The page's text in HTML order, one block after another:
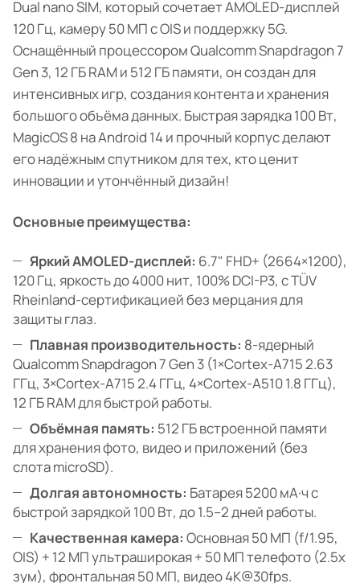
Dual nano SIM, который сочетает AMOLED-дисплей
120 Гц, камеру 50 МП с OIS и поддержку 5G.
Оснащённый процессором Qualcomm Snapdragon 7
Gen 3, 12 ГБ RAM и 512 ГБ памяти, он создан для
интенсивных игр, создания контента и хранения
большого объёма данных. Быстрая зарядка 100 Вт,
MagicOS 8 на Android 14 и прочный корпус делают
его надёжным спутником для тех, кто ценит
инновации и утончённый дизайн!
Основные преимущества:
Яркий AMOLED-дисплей: 6.7" FHD+ (2664×1200),
120 Гц, яркость до 4000 нит, 100% DCI-P3, с TÜV
Rheinland-сертификацией без мерцания для
защиты глаз.
Плавная производительность: 8-ядерный
Qualcomm Snapdragon 7 Gen 3 (1×Cortex-A715 2.63
ГГц, 3×Cortex-A715 2.4 ГГц, 4×Cortex-A510 1.8 ГГц),
12 ГБ RAM для быстрой работы.
Объёмная память: 512 ГБ встроенной памяти
для хранения фото, видео и приложений (без
слота microSD).
Долгая автономность: Батарея 5200 мА·ч с
быстрой зарядкой 100 Вт, до 1.5–2 дней работы.
Качественная камера: Основная 50 МП (f/1.95,
OIS) + 12 МП ультраширокая + 50 МП телефото (2.5x
зум), фронтальная 50 МП, видео 4K@30fps.